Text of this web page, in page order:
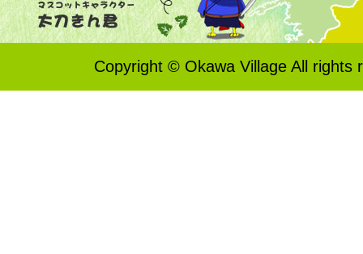
Copyright © Okawa Village All rights